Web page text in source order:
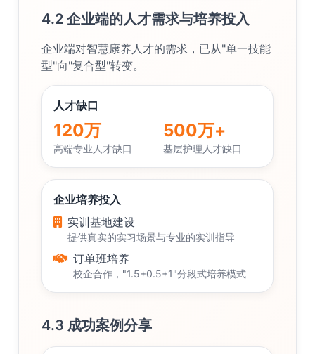
4.2 企业端的人才需求与培养投入
企业端对智慧康养人才的需求，已从"单一技能
型"向"复合型"转变。
人才缺口
120万
高端专业人才缺口
500万+
基层护理人才缺口
企业培养投入
实训基地建设
提供真实的实习场景与专业的实训指导
订单班培养
校企合作，"1.5+0.5+1"分段式培养模式
4.3 成功案例分享